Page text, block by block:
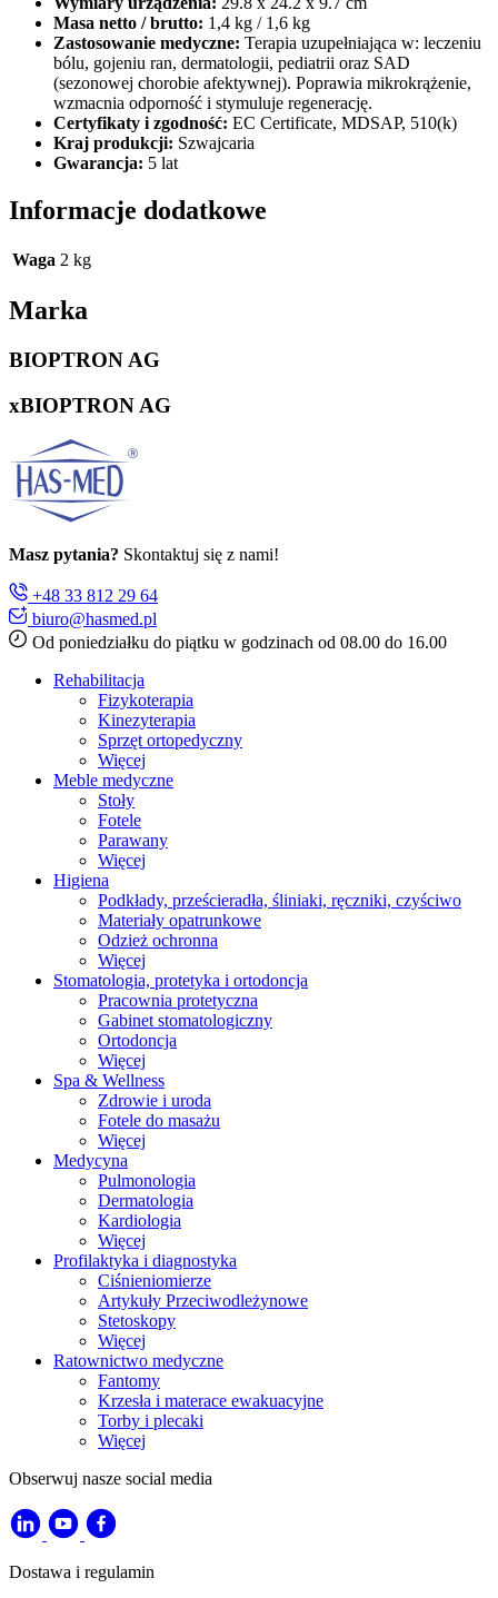
Masa netto / brutto: 1,4 kg / 1,6 kg
Zastosowanie medyczne: Terapia uzupełniająca w: leczeniu
bólu, gojeniu ran, dermatologii, pediatrii oraz SAD
(sezonowej chorobie afektywnej). Poprawia mikrokrążenie,
wzmacnia odporność i stymuluje regenerację.
Certyfikaty i zgodność: EC Certificate, MDSAP, 510(k)
Kraj produkcji: Szwajcaria
Gwarancja: 5 lat
Informacje dodatkowe
Waga 2 kg
Marka
BIOPTRON AG
xBIOPTRON AG
Masz pytania? Skontaktuj się z nami!
+48 33 812 29 64
biuro@hasmed.pl
Od poniedziałku do piątku w godzinach od 08.00 do 16.00
Rehabilitacja
Fizykoterapia
Kinezyterapia
Sprzęt ortopedyczny
Więcej
Meble medyczne
Stoły
Fotele
Parawany
Więcej
Higiena
Podkłady, prześcieradła, śliniaki, ręczniki, czyściwo
Materiały opatrunkowe
Odzież ochronna
Więcej
Stomatologia, protetyka i ortodoncja
Pracownia protetyczna
Gabinet stomatologiczny
Ortodoncja
Więcej
Spa & Wellness
Zdrowie i uroda
Fotele do masażu
Więcej
Medycyna
Pulmonologia
Dermatologia
Kardiologia
Więcej
Profilaktyka i diagnostyka
Ciśnieniomierze
Artykuły Przeciwodleżynowe
Stetoskopy
Więcej
Ratownictwo medyczne
Fantomy
Krzesła i materace ewakuacyjne
Torby i plecaki
Więcej
Obserwuj nasze social media
Dostawa i regulamin